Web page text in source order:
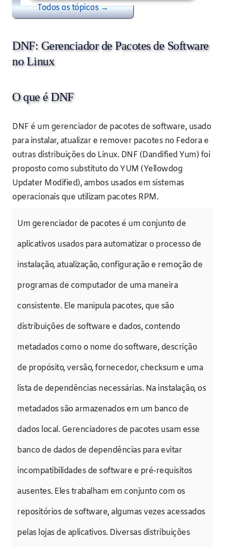
Todos os tópicos →
DNF: Gerenciador de Pacotes de Software
no Linux
O que é DNF
DNF é um gerenciador de pacotes de software, usado
para instalar, atualizar e remover pacotes no Fedora e
outras distribuições do Linux. DNF (Dandified Yum) foi
proposto como substituto do YUM (Yellowdog
Updater Modified), ambos usados em sistemas
operacionais que utilizam pacotes RPM.
Um gerenciador de pacotes é um conjunto de
aplicativos usados para automatizar o processo de
instalação, atualização, configuração e remoção de
programas de computador de uma maneira
consistente. Ele manipula pacotes, que são
distribuições de software e dados, contendo
metadados como o nome do software, descrição
de propósito, versão, fornecedor, checksum e uma
lista de dependências necessárias. Na instalação, os
metadados são armazenados em um banco de
dados local. Gerenciadores de pacotes usam esse
banco de dados de dependências para evitar
incompatibilidades de software e pré-requisitos
ausentes. Eles trabalham em conjunto com os
repositórios de software, algumas vezes acessados
pelas lojas de aplicativos. Diversas distribuições